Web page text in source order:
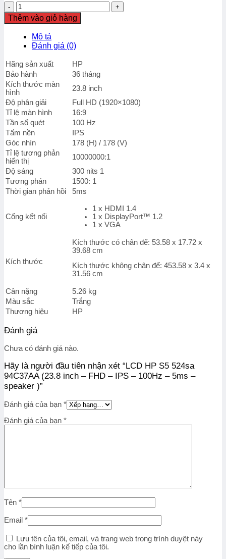
LCD
HP
S5
524sa
94C37AA
(23.8
inch
-
FHD
-
IPS
-
100Hz
-
5ms
-
speaker
)
số
lượng
Thêm vào giỏ hàng
Mô tả
Đánh giá (0)
Hãng sản xuất
HP
Bảo hành
36 tháng
Kích thước màn
hình
23.8 inch
Độ phân giải
Full HD (1920×1080)
Tỉ lệ màn hình
16:9
Tần số quét
100 Hz
Tấm nền
IPS
Góc nhìn
178 (H) / 178 (V)
Tỉ lệ tương phản
hiển thị
10000000:1
Độ sáng
300 nits 1
Tương phản
1500: 1
Thời gian phản hồi
5ms
Cổng kết nối
1 x HDMI 1.4
1 x DisplayPort™ 1.2
1 x VGA
Kích thước
Kích thước có chân đế: 53.58 x 17.72 x
39.68 cm
Kích thước không chân để: 453.58 x 3.4 x
31.56 cm
Cân nặng
5.26 kg
Màu sắc
Trắng
Thương hiệu
HP
Đánh giá
Chưa có đánh giá nào.
Hãy là người đầu tiên nhận xét “LCD HP S5 524sa
94C37AA (23.8 inch – FHD – IPS – 100Hz – 5ms –
speaker )”
Đánh giá của bạn *
Đánh giá của bạn *
Tên *
Email *
Lưu tên của tôi, email, và trang web trong trình duyệt này
cho lần bình luận kế tiếp của tôi.